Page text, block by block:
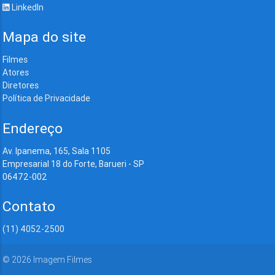
LinkedIn
Mapa do site
Filmes
Atores
Diretores
Política de Privacidade
Endereço
Av. Ipanema, 165, Sala 1105
Empresarial 18 do Forte, Barueri - SP
06472-002
Contato
(11) 4052-2500
© 2026 Imagem Filmes